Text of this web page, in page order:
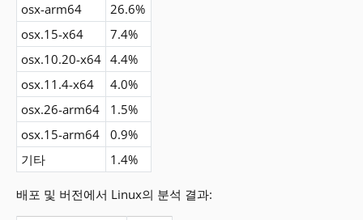
osx-arm64
26.6%
osx.15-x64
7.4%
osx.10.20-x64 4.4%
osx.11.4-x64
4.0%
osx.26-arm64
1.5%
osx.15-arm64
0.9%
기타
1.4%
배포 및 버전에서 Linux의 분석 결과: